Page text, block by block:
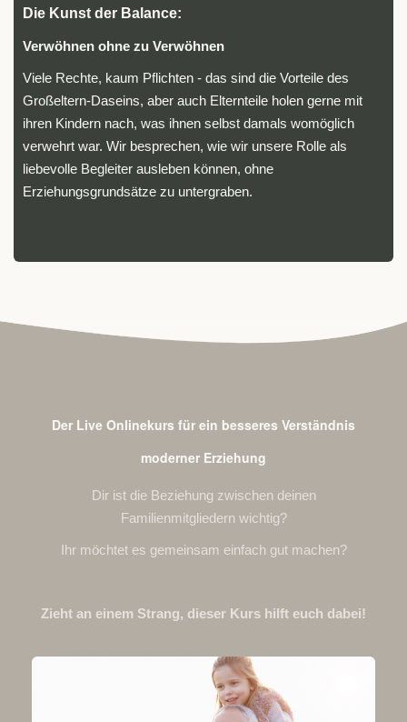
Die Kunst der Balance:
Verwöhnen ohne zu Verwöhnen
Viele Rechte, kaum Pflichten - das sind die Vorteile des
Großeltern-Daseins, aber auch Elternteile holen gerne mit
ihren Kindern nach, was ihnen selbst damals womöglich
verwehrt war. Wir besprechen, wie wir unsere Rolle als
liebevolle Begleiter ausleben können, ohne
Erziehungsgrundsätze zu untergraben.
Der Live Onlinekurs für ein besseres Verständnis
moderner Erziehung
Dir ist die Beziehung zwischen deinen
Familienmitgliedern wichtig?
Ihr möchtet es gemeinsam einfach gut machen?
Zieht an einem Strang, dieser Kurs hilft euch dabei!